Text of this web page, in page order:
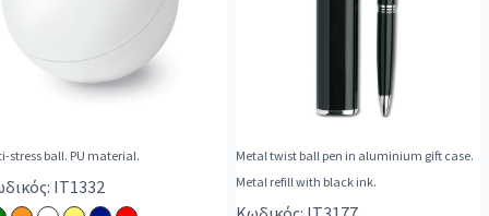
stress ball. PU material.
IT1332
Metal twist ball pen in aluminium gift case.
Metal refill with black ink.